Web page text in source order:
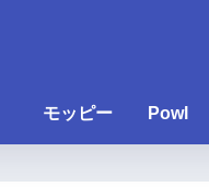
モッピー Powl